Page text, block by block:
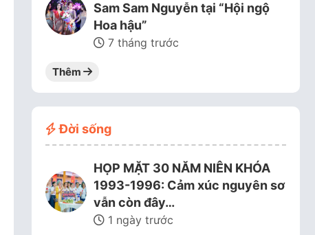
Sam Sam Nguyễn tại “Hội ngộ
Hoa hậu”
7 tháng trước
Thêm
Đời sống
HỌP MẶT 30 NĂM NIÊN KHÓA
1993-1996: Cảm xúc nguyên sơ
vẫn còn đây…
1 ngày trước